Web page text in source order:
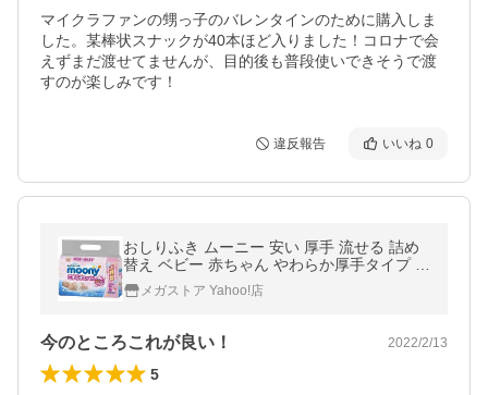
マイクラファンの甥っ子のバレンタインのために購入しま
した。某棒状スナックが40本ほど入りました！コロナで会
えずまだ渡せてませんが、目的後も普段使いできそうで渡
すのが楽しみです！
違反報告 いいね 0
おしりふき ムーニー 安い 厚手 流せる 詰め
替え ベビー 赤ちゃん やわらか厚手タイプ ト
イレに流せるタイプ やわらか素材タイプ
メガストア Yahoo!店
今のところこれが良い！ 2022/2/13
5